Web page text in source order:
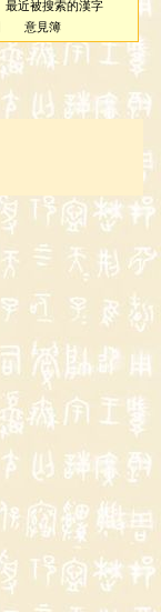
最近被搜索的漢字
意見簿